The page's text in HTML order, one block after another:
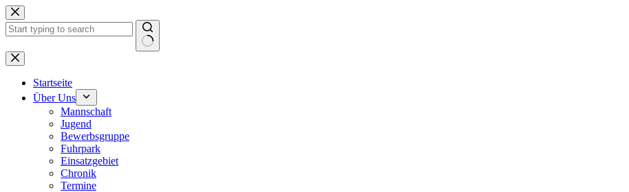
Zum
Inhalt
springen
Keine
Ergebnisse
Startseite
Über Uns
Mannschaft
Jugend
Bewerbsgruppe
Fuhrpark
Einsatzgebiet
Chronik
Termine